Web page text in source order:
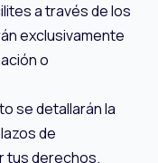
a través de los
exclusivamente
o
se detallarán la
de
tus derechos.